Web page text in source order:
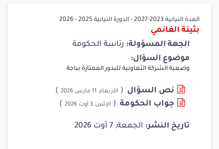
المدة النيابية 2023-2027 - الدورة النيابية 2025 - 2026
بثينة الغانمي
الجهة المسؤولة: رئاسة الحكومة
موضوع السؤال:
وضعية الشركة التعاونية للبذور الممتازة بباجة
نص السؤال ( الأربعاء, 11 مارس 2026
)
جواب الحكومة ( الإثنين, 3 أوت 2026 )
تاريخ النشر: الجمعة, 7 أوت 2026